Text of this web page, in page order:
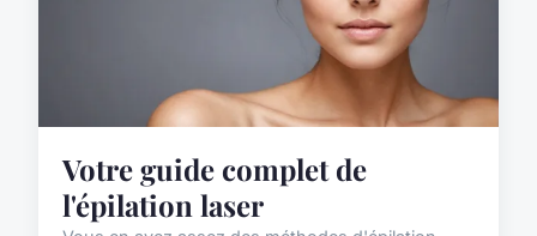
Votre guide complet de
l'épilation laser